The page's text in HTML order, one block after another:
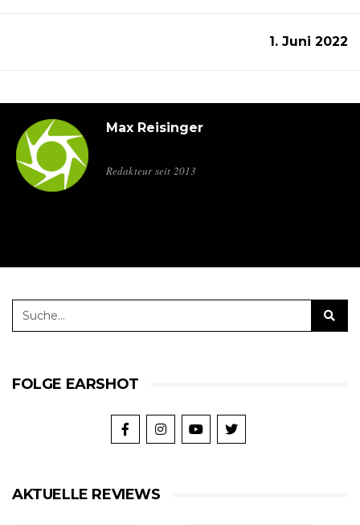
1. Juni 2022
Max Reisinger
Redakteur seit 2013
FOLGE EARSHOT
AKTUELLE REVIEWS